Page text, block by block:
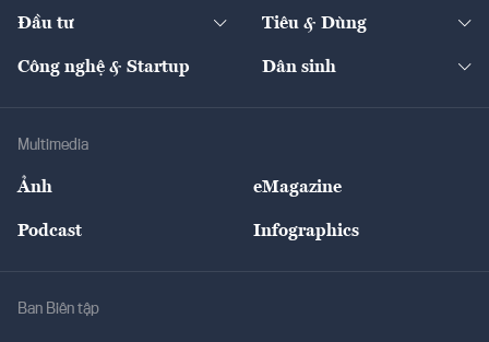
Quản trị số
Tư vấn
Thị trường
Nông sản
The Guide
Đầu tư Tiêu & Dùng
Giải trí
Công nghệ & Startup Dân sinh
Multimedia
Ảnh eMagazine
Podcast Infographics
Ban Biên tập